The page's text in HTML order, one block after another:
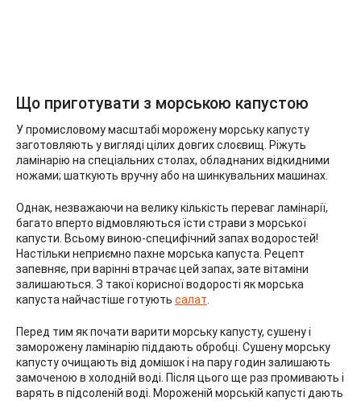
Що приготувати з морською капустою
У промисловому масштабі морожену морську капусту
заготовляють у вигляді цілих довгих слоєвищ. Ріжуть
ламінарію на спеціальних столах, обладнаних відкидними
ножами; шаткують вручну або на шинкувальних машинах.
Однак, незважаючи на велику кількість переваг ламінарії,
багато вперто відмовляються їсти страви з морської
капусти. Всьому виною-специфічний запах водоростей!
Настільки неприємно пахне морська капуста. Рецепт
запевняє, при варінні втрачає цей запах, зате вітаміни
залишаються. З такої корисної водорості як морська
капуста найчастіше готують салат
Перед тим як почати варити морську капусту, сушену і
заморожену ламінарію піддають обробці. Сушену морську
капусту очищають від домішок і на пару годин залишають
замоченою в холодній воді. Після цього ще раз промивають і
варять в підсоленій воді. Мороженій морській капусті дають